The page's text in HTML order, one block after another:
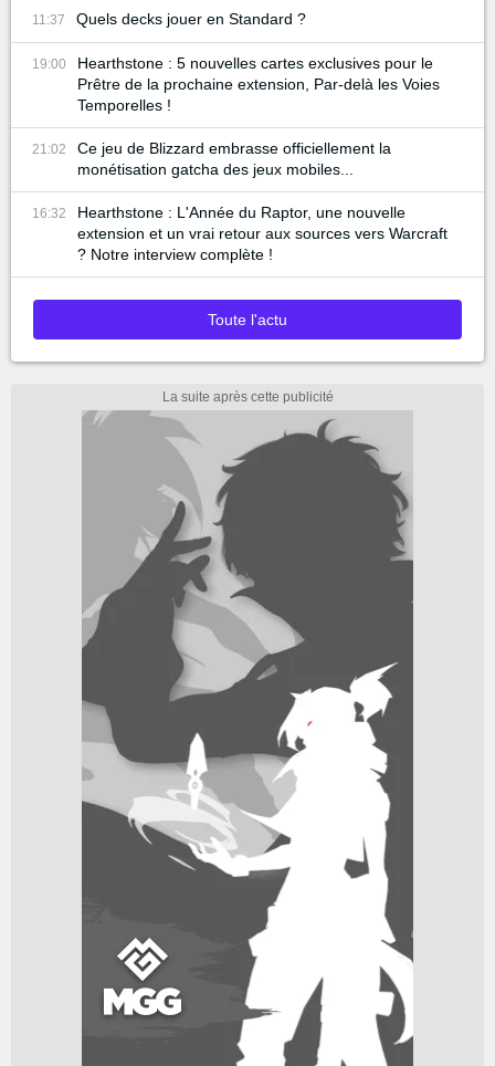
11:37 Quels decks jouer en Standard ?
19:00
Hearthstone : 5 nouvelles cartes exclusives pour le
Prêtre de la prochaine extension, Par-delà les Voies
Temporelles !
21:02
Ce jeu de Blizzard embrasse officiellement la
monétisation gatcha des jeux mobiles...
16:32
Hearthstone : L'Année du Raptor, une nouvelle
extension et un vrai retour aux sources vers Warcraft
? Notre interview complète !
Toute l'actu